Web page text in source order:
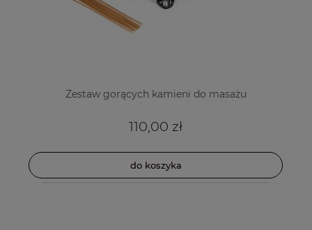
Zestaw gorących kamieni do masażu
110,00 zł
do koszyka